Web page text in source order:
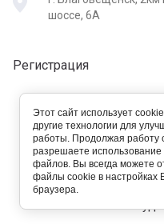
шоссе, 6А
Регистрация
newtehtorg-amur.ru —
Этот сайт использует
другие технологии для
работы. Продолжая работу
разрешаете использование
файлов. Вы всегда можете
файлы cookie в настройках
браузера.